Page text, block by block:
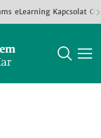
eLearning Kapcsolat